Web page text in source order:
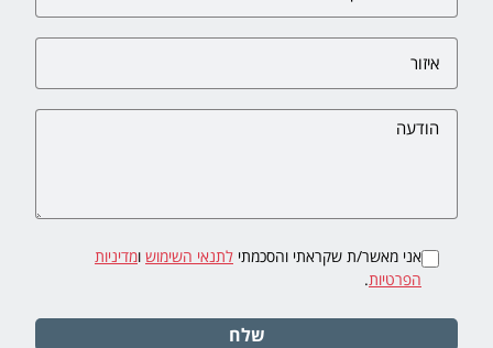
אני מאשר/ת שקראתי והסכמתי לתנאי השימוש ומדיניות
הפרטיות.
שלח